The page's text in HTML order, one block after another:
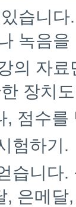
습니
녹음
의 자
장치
, 점수
험하기.
습니다
, 은메